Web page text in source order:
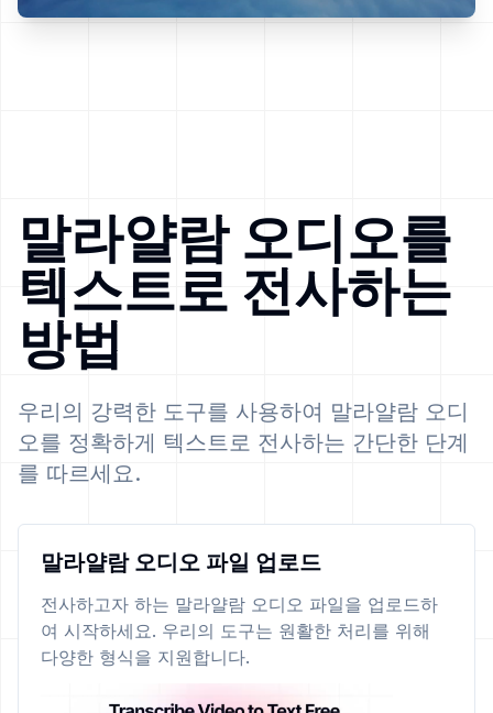
말라얄람 오디오를
텍스트로 전사하는
방법
우리의 강력한 도구를 사용하여 말라얄람 오디
오를 정확하게 텍스트로 전사하는 간단한 단계
를 따르세요.
말라얄람 오디오 파일 업로드
전사하고자 하는 말라얄람 오디오 파일을 업로드하
여 시작하세요. 우리의 도구는 원활한 처리를 위해
다양한 형식을 지원합니다.